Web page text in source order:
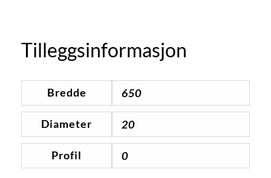
Tilleggsinformasjon
Bredde 650
Diameter 20
Profil 0